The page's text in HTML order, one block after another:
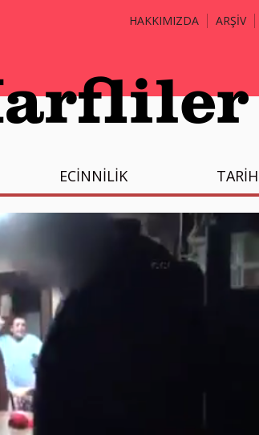
HAKKIMIZDA ARŞİV
ECİNNİLİK TARİH